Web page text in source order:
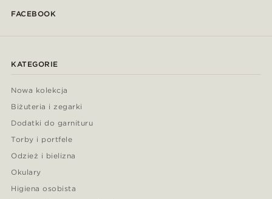
FACEBOOK
KATEGORIE
Nowa kolekcja
Biżuteria i zegarki
Dodatki do garnituru
Torby i portfele
Odzież i bielizna
Okulary
Higiena osobista